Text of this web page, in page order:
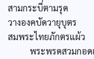
สามกระบี่ตามรุด
วางองคบัดวายุบุตร
สมพระไทยภักตรแผ้ว
พระพรดสวมกอด